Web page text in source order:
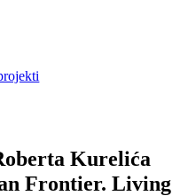
Kurelića
Frontier. Living